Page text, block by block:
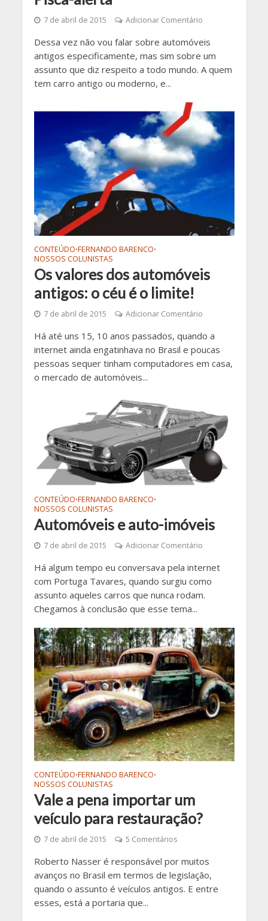
7 de abril de 2015 Adicionar Comentário
Dessa vez não vou falar sobre automóveis
antigos especificamente, mas sim sobre um
assunto que diz respeito a todo mundo. A quem
tem carro antigo ou moderno, e...
CONTEÚDO•FERNANDO BARENCO•
NOSSOS COLUNISTAS
Os valores dos automóveis
antigos: o céu é o limite!
7 de abril de 2015 Adicionar Comentário
Há até uns 15, 10 anos passados, quando a
internet ainda engatinhava no Brasil e poucas
pessoas sequer tinham computadores em casa,
o mercado de automóveis...
CONTEÚDO•FERNANDO BARENCO•
NOSSOS COLUNISTAS
Automóveis e auto-imóveis
7 de abril de 2015 Adicionar Comentário
Há algum tempo eu conversava pela internet
com Portuga Tavares, quando surgiu como
assunto aqueles carros que nunca rodam.
Chegamos à conclusão que esse tema...
CONTEÚDO•FERNANDO BARENCO•
NOSSOS COLUNISTAS
Vale a pena importar um
veículo para restauração?
7 de abril de 2015 5 Comentários
Roberto Nasser é responsável por muitos
avanços no Brasil em termos de legislação,
quando o assunto é veículos antigos. E entre
esses, está a portaria que...